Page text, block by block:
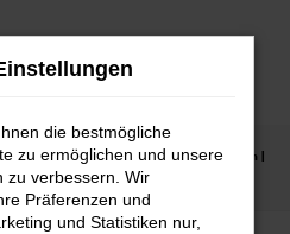
Škoda Kodiaq kaufen, finanzieren, leasen |
die bestmögliche
zu ermöglichen und unsere
zu verbessern. Wir
Präferenzen und
und Statistiken nur,